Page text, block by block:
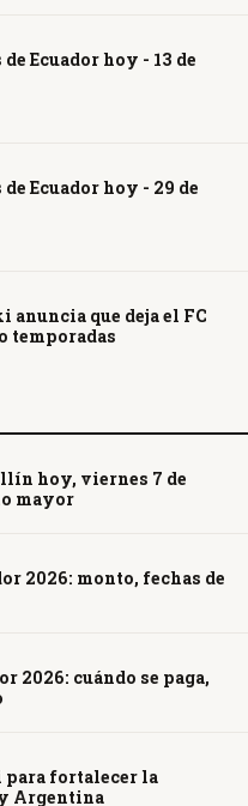
Ecuador hoy - 13 de
Ecuador hoy - 29 de
que deja el FC
temporadas
hoy, viernes 7 de
mayor
2026: monto, fechas de
2026: cuándo se paga,
para fortalecer la
Argentina